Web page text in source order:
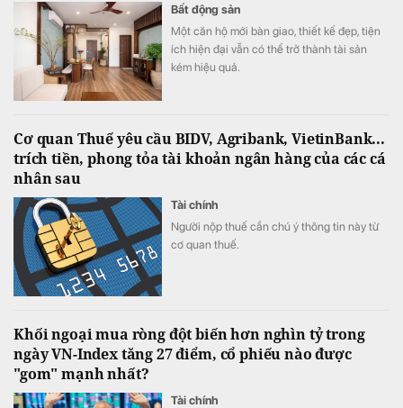
Bất động sản
Một căn hộ mới bàn giao, thiết kế đẹp, tiện
ích hiện đại vẫn có thể trở thành tài sản
kém hiệu quả.
Cơ quan Thuế yêu cầu BIDV, Agribank, VietinBank...
trích tiền, phong tỏa tài khoản ngân hàng của các cá
nhân sau
Tài chính
Người nộp thuế cần chú ý thông tin này từ
cơ quan thuế.
Khối ngoại mua ròng đột biến hơn nghìn tỷ trong
ngày VN-Index tăng 27 điểm, cổ phiếu nào được
"gom" mạnh nhất?
Tài chính